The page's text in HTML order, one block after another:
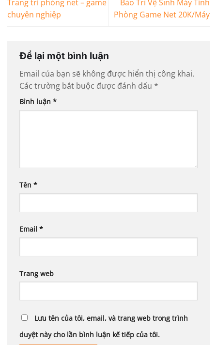
Trang trí phòng net – game
chuyên nghiệp
Bảo Trì Vệ Sinh Máy Tính
Phòng Game Net 20K/Máy
Để lại một bình luận
Email của bạn sẽ không được hiển thị công khai.
Các trường bắt buộc được đánh dấu *
Bình luận *
Tên *
Email *
Trang web
Lưu tên của tôi, email, và trang web trong trình
duyệt này cho lần bình luận kế tiếp của tôi.